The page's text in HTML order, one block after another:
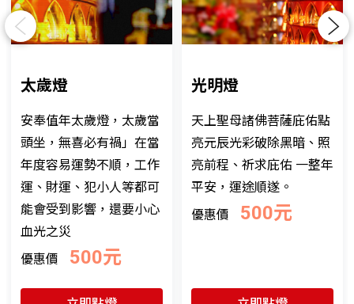
Previous
太歲燈
安奉值年太歲燈，太歲當
頭坐，無喜必有禍」在當
年度容易運勢不順，工作
運、財運、犯小人等都可
能會受到影響，還要小心
血光之災
優惠價
500元
光明燈
天上聖母諸佛菩薩庇佑點
亮元辰光彩破除黑暗、照
亮前程、祈求庇佑 一整年
平安，運途順遂。
優惠價
500元
Next